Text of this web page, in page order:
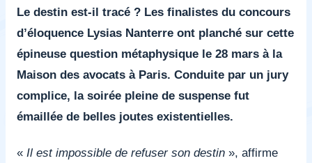
Le destin est-il tracé ? Les finalistes du concours
d’éloquence Lysias Nanterre ont planché sur cette
épineuse question métaphysique le 28 mars à la
Maison des avocats à Paris. Conduite par un jury
complice, la soirée pleine de suspense fut
émaillée de belles joutes existentielles.
« Il est impossible de refuser son destin », affirme